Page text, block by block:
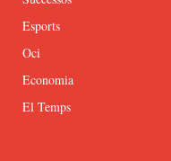
Esports
Oci
Economia
El Temps